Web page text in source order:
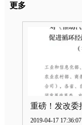
更多
2019-04-17 17:36:07